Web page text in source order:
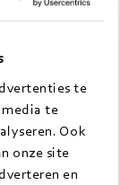
te
media te
Ook
onze site
en
hoe